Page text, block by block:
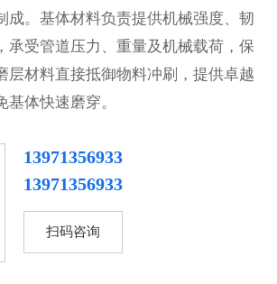
成。​基体材料负责提供机械强度、韧
承受管道压力、重量及机械载荷，保
层材料直接抵御物料冲刷，提供卓越
体快速磨穿。
13971356933
13971356933
扫码咨询